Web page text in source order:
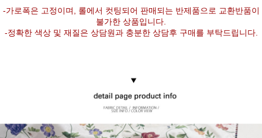
-가로폭은 고정이며, 롤에서 컷팅되어 판매되는 반제품으로 교환반품이
불가한 상품입니다.
-정확한 색상 및 재질은 상담원과 충분한 상담후 구매를 부탁드립니다.